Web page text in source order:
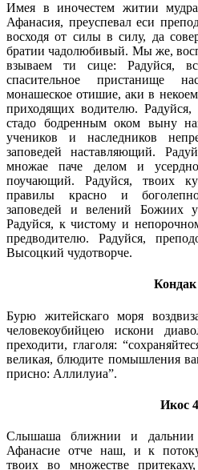
Имея в иночестем житии
Афанасия, преуспевал еси
восходя от силы в силу, да
братии чадолюбивый. Мы же,
взываем ти сице: Радуйся,
спасительное пристанище
монашеское отишие, аки в
приходящих водителю. Радуйся,
стадо бодренным оком выну
учеников и наследников
заповедей наставляющий.
множае паче делом и
поучающий. Радуйся, твоих
правилы красно и
заповедей и велений Божиих
Радуйся, к чистому и
предводителю. Радуйся,
Высоцкий чудотворче.
Кондак
Бурю житейскаго моря
человекоубийцею искони
преходити, глаголя:
великая, блюдите помышления
присно: Аллилуиа”.
Икос 4
Слышаша ближнии и дальнии
Афанасие отче наш, и к
твоих во множестве